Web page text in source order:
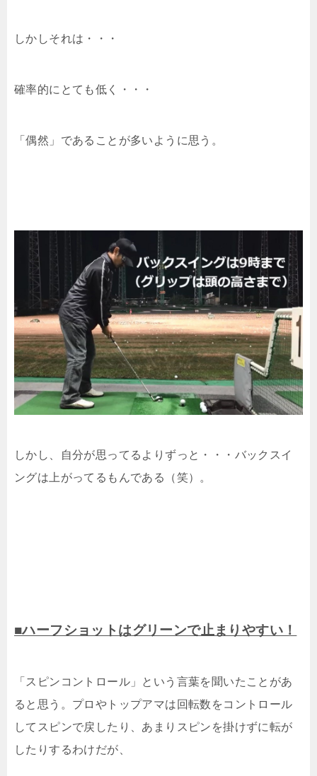
しかしそれは・・・
確率的にとても低く・・・
「偶然」であることが多いように思う。
しかし、自分が思ってるよりずっと・・・バックスイ
ングは上がってるもんである（笑）。
■ハーフショットはグリーンで止まりやすい！
「スピンコントロール」という言葉を聞いたことがあ
ると思う。プロやトップアマは回転数をコントロール
してスピンで戻したり、あまりスピンを掛けずに転が
したりするわけだが、